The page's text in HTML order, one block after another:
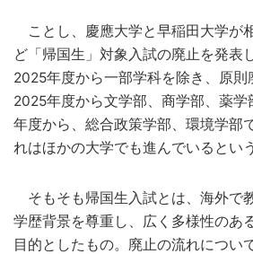
ことし、慶應大学と早稲田大学が
ど「帰国生」対象入試の廃止を発表
2025年度から一部学科を除き、原則
2025年度から文学部、商学部、薬
年度から、総合政策学部、環境学部
れはほかの大学でも進んでいるという
そもそも帰国生入試とは、海外で
学歴背景を尊重し、広く多様性のあ
目的としたもの。廃止の流れについ